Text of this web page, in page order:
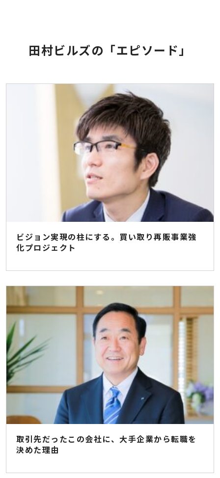
田村ビルズの「エピソード」
ビジョン実現の柱にする。買い取り再販事業強
化プロジェクト
取引先だったこの会社に、大手企業から転職を
決めた理由